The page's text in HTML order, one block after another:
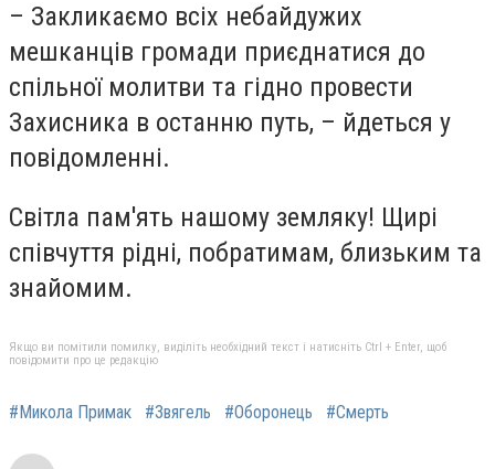
– Закликаємо всіх небайдужих
мешканців громади приєднатися до
спільної молитви та гідно провести
Захисника в останню путь, – йдеться у
повідомленні.
Світла пам'ять нашому земляку! Щирі
співчуття рідні, побратимам, близьким та
знайомим.
Якщо ви помітили помилку, виділіть необхідний текст і натисніть Ctrl + Enter, щоб
повідомити про це редакцію
#Микола Примак #Звягель #Оборонець #Смерть